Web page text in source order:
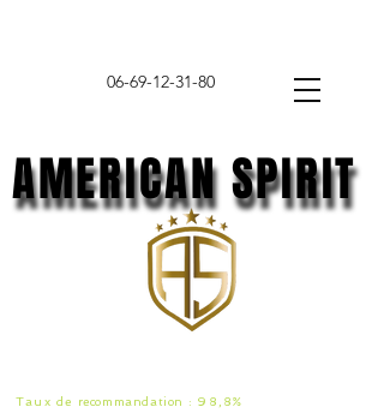
06-69-12-31-80
AMERICAN SPIRIT
AMERICAN SPIRIT
Taux de recommandation : 98,8%